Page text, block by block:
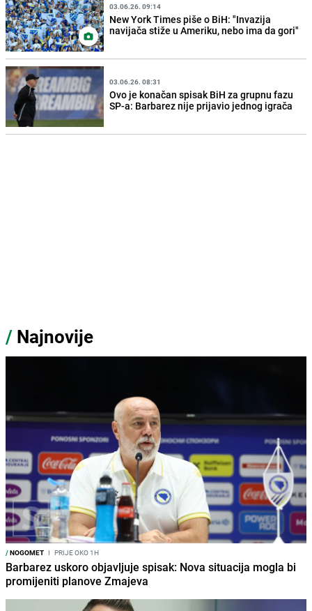
03.06.26. 09:14
New York Times piše o BiH: "Invazija
navijača stiže u Ameriku, nebo ima da gori"
03.06.26. 08:31
Ovo je konačan spisak BiH za grupnu fazu
SP-a: Barbarez nije prijavio jednog igrača
/ Najnovije
/NOGOMET I PRIJE OKO 1H
Barbarez uskoro objavljuje spisak: Nova situacija mogla bi
promijeniti planove Zmajeva